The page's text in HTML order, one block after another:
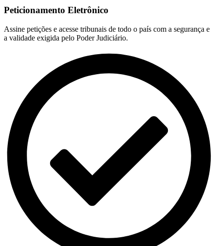
Peticionamento Eletrônico
Assine petições e acesse tribunais de todo o país com a segurança e
a validade exigida pelo Poder Judiciário.